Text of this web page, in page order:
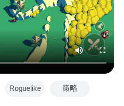
Roguelike 策略